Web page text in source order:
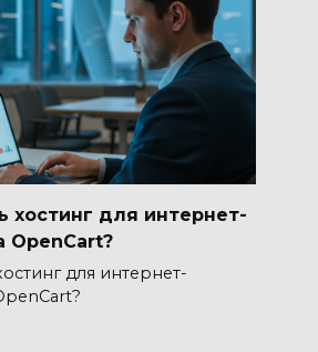
хостинг для интернет-
OpenCart?
для интернет-